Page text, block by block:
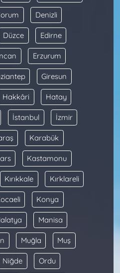
Denizli
Düzce Edirne
Erzurum
Giresun
Hakkâri Hatay
İstanbul İzmir
Karabük
Kastamonu
Kırıkkale Kırklareli
Konya
Manisa
Muğla Muş
Niğde Ordu